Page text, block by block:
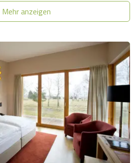
18 meist reetgedeckten
die Fördermitt…
Mehr anzeigen